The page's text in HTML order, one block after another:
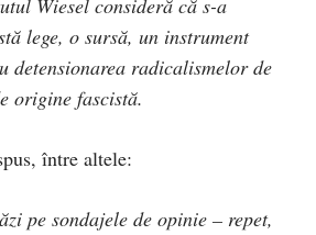
Wiesel consideră că s-a
lege, o sursă, un instrument
detensionarea radicalismelor de
origine fascistă.
între altele:
pe sondajele de opinie – repet,